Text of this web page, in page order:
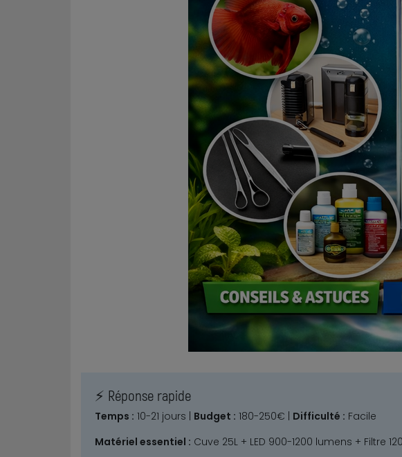
⚡ Réponse rapide
Temps : 10-21 jours | Budget : 180-250€ | Difficulté : Facile
Matériel essentiel : Cuve 25L + LED 900-1200 lumens + Filtre